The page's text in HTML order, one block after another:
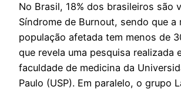
No Brasil, 18% dos brasileiros são
Síndrome de Burnout, sendo que a
população afetada tem menos de
que revela uma pesquisa realizada
faculdade de medicina da
Paulo (USP). Em paralelo, o grupo